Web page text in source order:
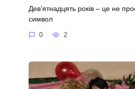
Дев’ятнадцять років – це не
символ
0 2